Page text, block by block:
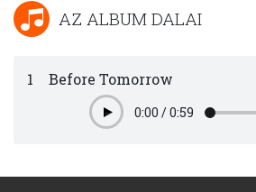
AZ ALBUM DALAI
1 Before Tomorrow
Play0:00 /0:59